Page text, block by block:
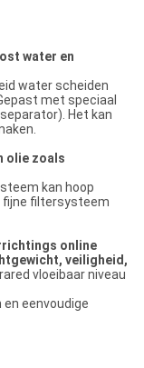
water en
water scheiden
met speciaal
Het kan
olie zoals
kan hoop
fijne filtersysteem
online
veiligheid,
vloeibaar niveau
eenvoudige